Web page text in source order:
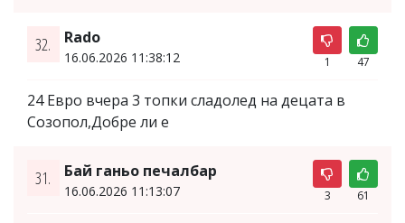
32. Rado
16.06.2026 11:38:12 1 47
24 Евро вчера 3 топки сладолед на децата в
Созопол,Добре ли е
31. Бай ганьо печалбар
16.06.2026 11:13:07 3 61